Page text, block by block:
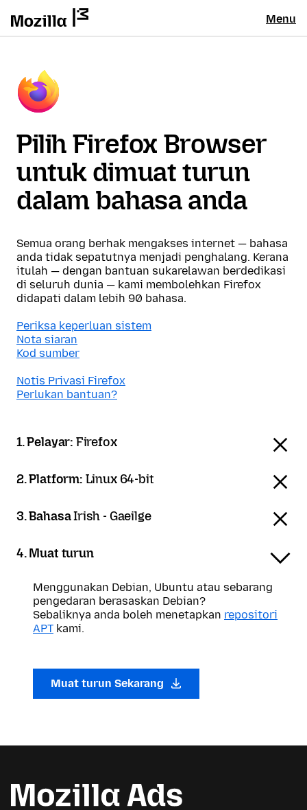
Menu
Pilih Firefox Browser
untuk dimuat turun
dalam bahasa anda
Semua orang berhak mengakses internet — bahasa
anda tidak sepatutnya menjadi penghalang. Kerana
itulah — dengan bantuan sukarelawan berdedikasi
di seluruh dunia — kami membolehkan Firefox
didapati dalam lebih 90 bahasa.
Periksa keperluan sistem
Nota siaran
Kod sumber
Notis Privasi Firefox
Perlukan bantuan?
1. Pelayar: Firefox
2. Platform: Linux 64-bit
3. BahasaIrish - Gaeilge
4. Muat turun
Menggunakan Debian, Ubuntu atau sebarang
pengedaran berasaskan Debian?
Sebaliknya anda boleh menetapkan repositori
APT kami.
Muat turun Sekarang